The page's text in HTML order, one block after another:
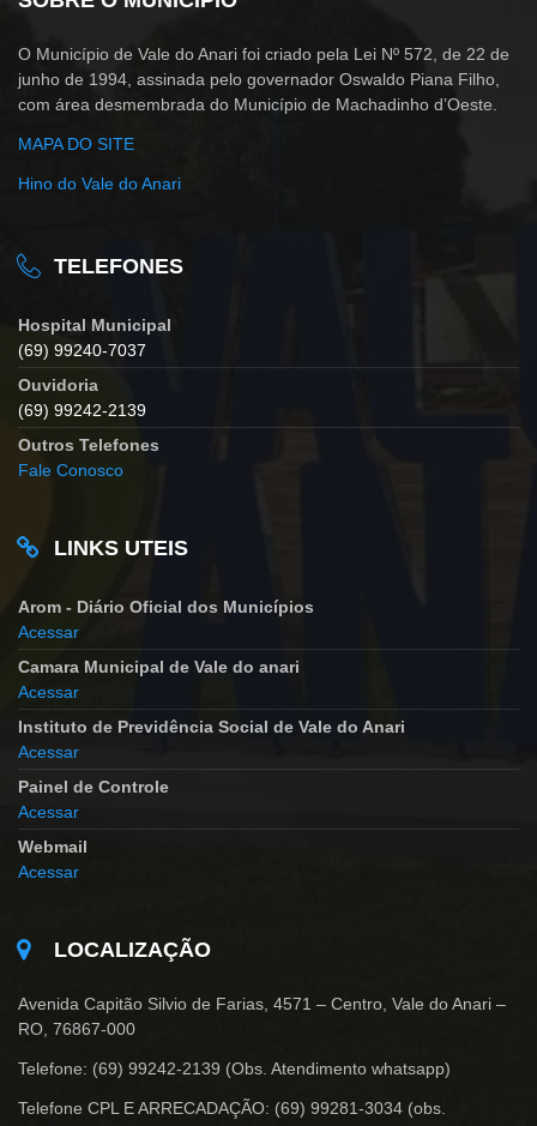
O Município de Vale do Anari foi criado pela Lei Nº 572, de 22 de
junho de 1994, assinada pelo governador Oswaldo Piana Filho,
com área desmembrada do Município de Machadinho d’Oeste.
MAPA DO SITE
Hino do Vale do Anari
TELEFONES
Hospital Municipal
(69) 99240-7037
Ouvidoria
(69) 99242-2139
Outros Telefones
Fale Conosco
LINKS UTEIS
Arom - Diário Oficial dos Municípios
Acessar
Camara Municipal de Vale do anari
Acessar
Instituto de Previdência Social de Vale do Anari
Acessar
Painel de Controle
Acessar
Webmail
Acessar
LOCALIZAÇÃO
Avenida Capitão Silvio de Farias, 4571 – Centro, Vale do Anari –
RO, 76867-000
Telefone: (69) 99242-2139 (Obs. Atendimento whatsapp)
Telefone CPL E ARRECADAÇÃO: (69) 99281-3034 (obs.